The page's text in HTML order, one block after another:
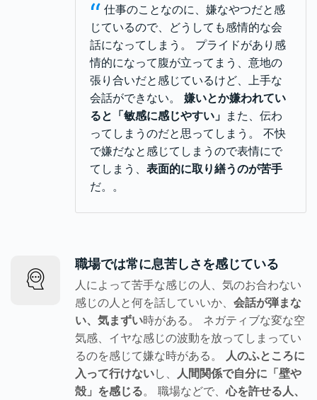
“仕事のことなのに、嫌なやつだと感
じているので、どうしても感情的な会
話になってしまう。 プライドがあり感
情的になって腹が立ってまう、意地の
張り合いだと感じているけど、上手な
会話ができない。 嫌いとか嫌われてい
ると「敏感に感じやすい」 また、伝わ
ってしまうのだと思ってしまう。 不快
で嫌だなと感じてしまうので表情にで
てしまう、 表面的に取り繕うのが苦手
だ。。
職場では常に息苦しさを感じている
人によって苦手な感じの人、気のお合わない
感じの人と何を話していいか、 会話が弾まな
い、気まずい時がある。 ネガティブな変な空
気感、イヤな感じの波動を放ってしまってい
るのを感じて嫌な時がある。
人のふところに
入って行けないし、
人間関係で自分に「壁や
殻」を感じる。 職場などで、心を許せる人、